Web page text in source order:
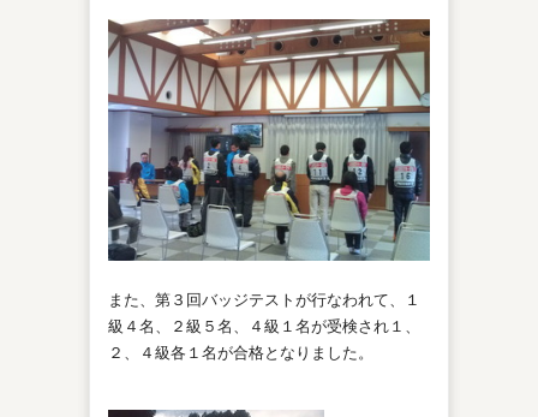
また、第３回バッジテストが行なわれて、１
級４名、２級５名、４級１名が受検され１、
２、４級各１名が合格となりました。